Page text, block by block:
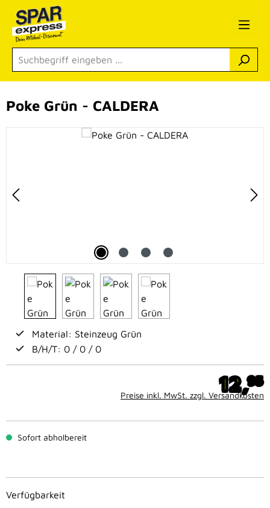
Zum Hauptinhalt springen
Bildergalerie überspringen
Poke Grün - CALDERA
Material: Steinzeug Grün
B/H/T: 0 / 0 / 0
12,95
Preise inkl. MwSt. zzgl. Versandkosten
Sofort abholbereit
Verfügbarkeit